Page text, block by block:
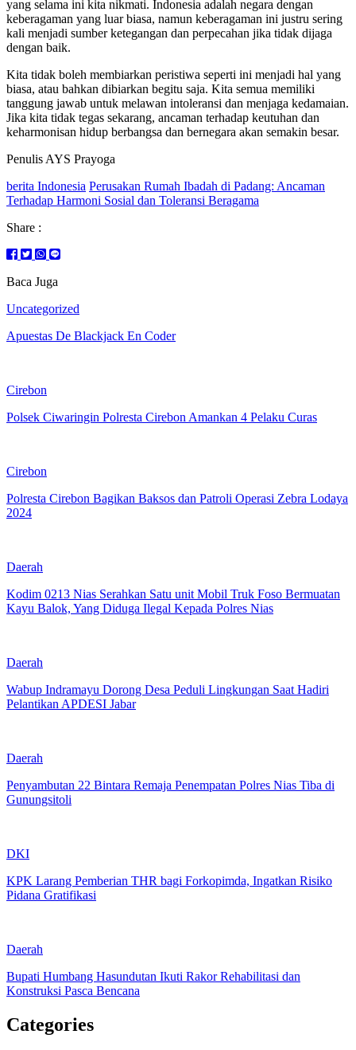
yang selama ini kita nikmati. Indonesia adalah negara dengan
keberagaman yang luar biasa, namun keberagaman ini justru sering
kali menjadi sumber ketegangan dan perpecahan jika tidak dijaga
dengan baik.
Kita tidak boleh membiarkan peristiwa seperti ini menjadi hal yang
biasa, atau bahkan dibiarkan begitu saja. Kita semua memiliki
tanggung jawab untuk melawan intoleransi dan menjaga kedamaian.
Jika kita tidak tegas sekarang, ancaman terhadap keutuhan dan
keharmonisan hidup berbangsa dan bernegara akan semakin besar.
Penulis AYS Prayoga
berita Indonesia Perusakan Rumah Ibadah di Padang: Ancaman
Terhadap Harmoni Sosial dan Toleransi Beragama
Share :
Baca Juga
Uncategorized
Apuestas De Blackjack En Coder
Cirebon
Polsek Ciwaringin Polresta Cirebon Amankan 4 Pelaku Curas
Cirebon
Polresta Cirebon Bagikan Baksos dan Patroli Operasi Zebra Lodaya
2024
Daerah
Kodim 0213 Nias Serahkan Satu unit Mobil Truk Foso Bermuatan
Kayu Balok, Yang Diduga Ilegal Kepada Polres Nias
Daerah
Wabup Indramayu Dorong Desa Peduli Lingkungan Saat Hadiri
Pelantikan APDESI Jabar
Daerah
Penyambutan 22 Bintara Remaja Penempatan Polres Nias Tiba di
Gunungsitoli
DKI
KPK Larang Pemberian THR bagi Forkopimda, Ingatkan Risiko
Pidana Gratifikasi
Daerah
Bupati Humbang Hasundutan Ikuti Rakor Rehabilitasi dan
Konstruksi Pasca Bencana
Categories